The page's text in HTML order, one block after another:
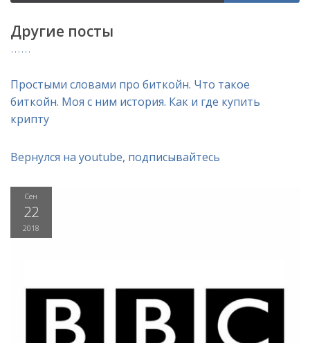
Другие посты
Простыми словами про биткойн. Что такое
биткойн. Моя с ним история. Как и где купить
крипту
Вернулся на youtube, подписывайтесь
Сен
22
2018